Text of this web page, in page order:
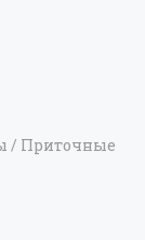
/ Приточные